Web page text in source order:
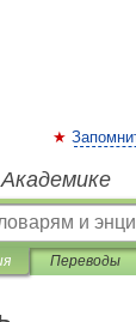
Переводы